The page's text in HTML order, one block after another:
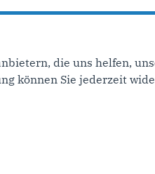
die uns helfen,
können Sie jederzeit